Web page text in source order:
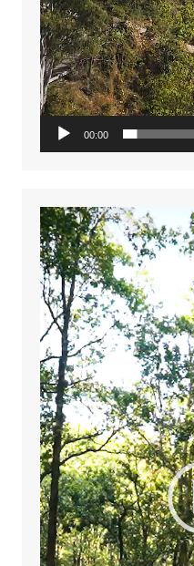
00:00
Video
Player